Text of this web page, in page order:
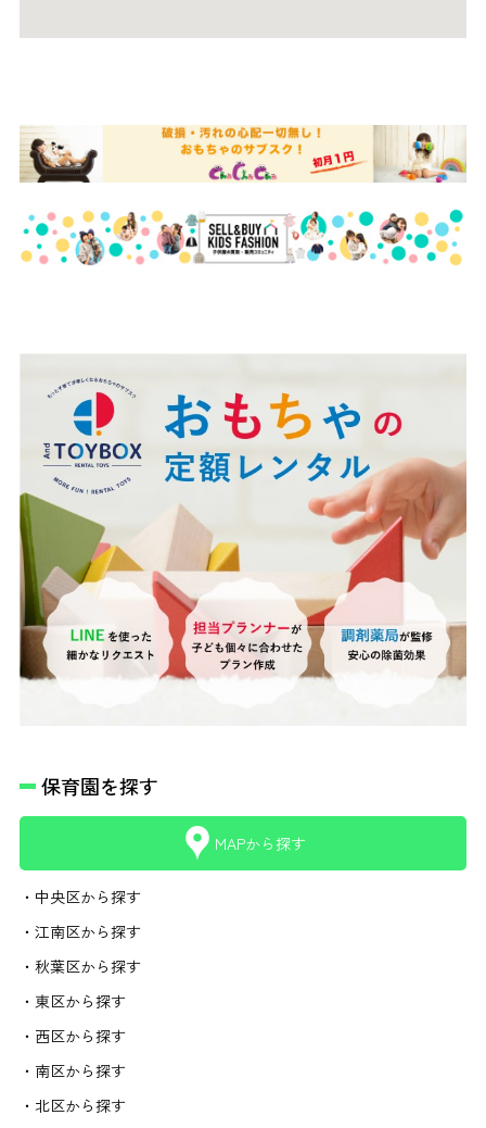
保育園を探す
MAPから探す
・中央区から探す
・江南区から探す
・秋葉区から探す
・東区から探す
・西区から探す
・南区から探す
・北区から探す